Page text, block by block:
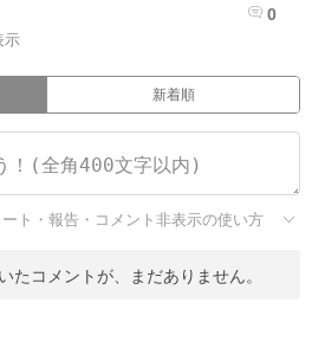
0
示
新着順
ート・報告・コメント非表示の使い方
たコメントが、まだありません。